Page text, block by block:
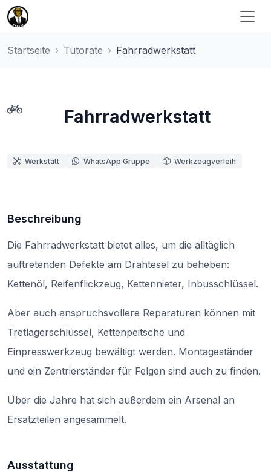
Startseite Tutorate Fahrradwerkstatt
Fahrradwerkstatt
Werkstatt WhatsApp Gruppe Werkzeugverleih
Beschreibung
Die Fahrradwerkstatt bietet alles, um die alltäglich
auftretenden Defekte am Drahtesel zu beheben:
Kettenöl, Reifenflickzeug, Kettennieter, Inbusschlüssel.
Aber auch anspruchsvollere Reparaturen können mit
Tretlagerschlüssel, Kettenpeitsche und
Einpresswerkzeug bewältigt werden. Montageständer
und ein Zentrierständer für Felgen sind auch zu finden.
Über die Jahre hat sich außerdem ein Arsenal an
Ersatzteilen angesammelt.
Ausstattung